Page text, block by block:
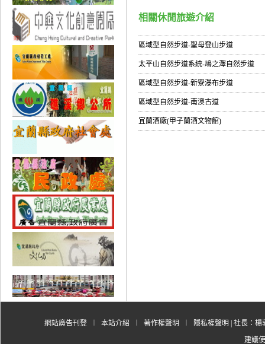
相關休閒旅遊介紹
區域型自然步道-聖母登山步道
太平山自然步道系統-鳩之澤自然步道
區域型自然步道-新寮瀑布步道
區域型自然步道-南澳古道
宜蘭酒廠(甲子蘭酒文物館)
網站廣告刊登 本站介紹 著作權聲明 隱私權聲明 | 社長：
建議